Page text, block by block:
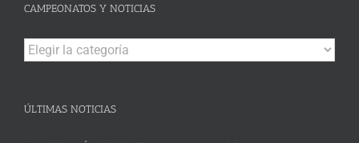
CAMPEONATOS Y NOTICIAS
Campeonatos
y
ÚLTIMAS NOTICIAS